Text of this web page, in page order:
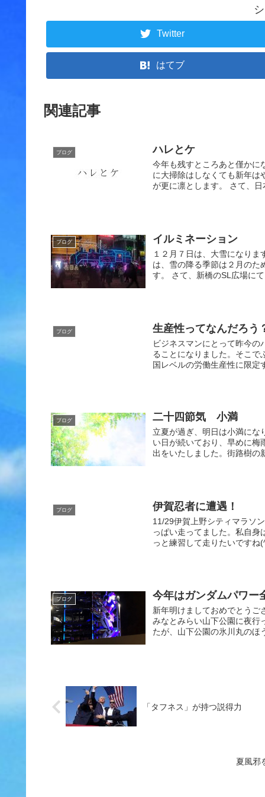
Twitter
はてブ
関連記事
ブログ ハレとケ
今年も残すところあと僅かに
に大掃除はしなくても新年は
が更に凛とします。 さて、
ブログ イルミネーション
１２月７日は、大雪になり
は、雪の降る季節は２月のた
す。 さて、新橋のSL広場に
ブログ 生産性ってなんだろう
ビジネスマンにとって昨今
ることになりました。そこで
国レベルの労働生産性に限
ブログ 二十四節気 小満
立夏が過ぎ、明日は小満にな
い日が続いており、早めに梅
出をいたしました。街路樹の
ブログ 伊賀忍者に遭遇！
11/29伊賀上野シティマラソ
っぱい走ってました。私自
っと練習して走りたいですね
ブログ 今年はガンダムパワー
新年明けましておめでとうご
みなとみらい山下公園に夜行
たが、山下公園の氷川丸のほ
「タフネス」が持つ説得力
夏風邪